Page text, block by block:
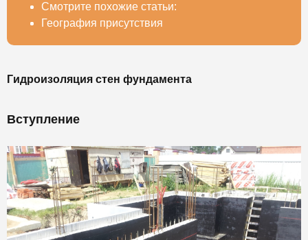
Смотрите похожие статьи:
География присутствия
Гидроизоляция стен фундамента
Вступление